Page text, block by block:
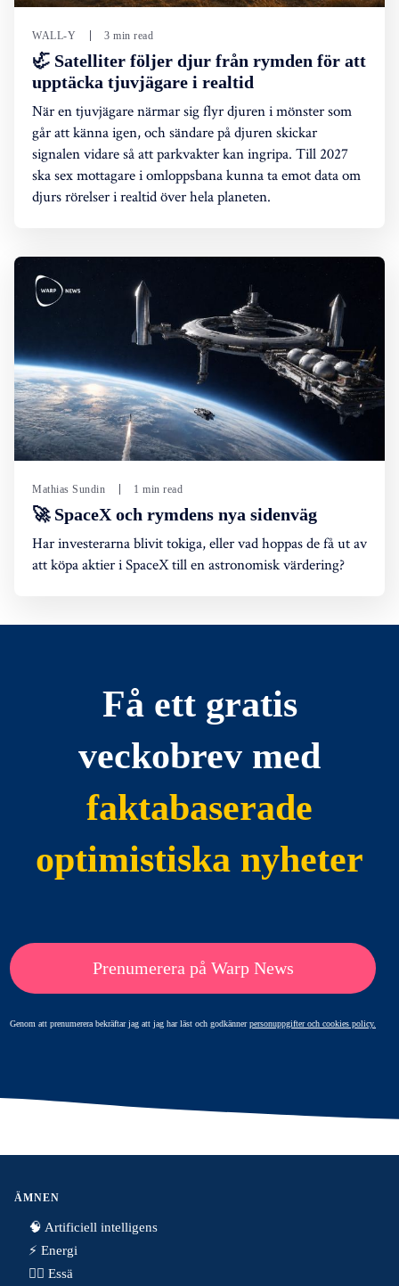
WALL-Y 3 min read
🦏 Satelliter följer djur från rymden för att
upptäcka tjuvjägare i realtid
När en tjuvjägare närmar sig flyr djuren i mönster som
går att känna igen, och sändare på djuren skickar
signalen vidare så att parkvakter kan ingripa. Till 2027
ska sex mottagare i omloppsbana kunna ta emot data om
djurs rörelser i realtid över hela planeten.
Mathias Sundin 1 min read
🚀 SpaceX och rymdens nya sidenväg
Har investerarna blivit tokiga, eller vad hoppas de få ut av
att köpa aktier i SpaceX till en astronomisk värdering?
Få ett gratis
veckobrev med
faktabaserade
optimistiska nyheter
Prenumerera på Warp News
Genom att prenumerera bekräftar jag att jag har läst och godkännerpersonuppgifter och cookies policy.
ÄMNEN
🧠 Artificiell intelligens
⚡️ Energi
✍🏼 Essä